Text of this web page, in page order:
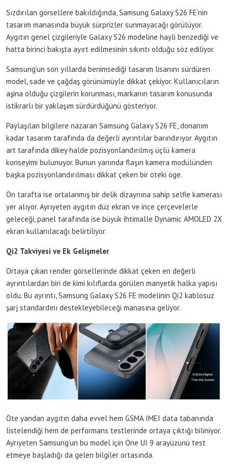
Sızdırılan görsellere bakıldığında, Samsung Galaxy S26 FE’nin
tasarım manasında büyük sürprizler sunmayacağı görülüyor.
Aygıtın genel çizgileriyle Galaxy S26 modeline hayli benzediği ve
hatta birinci bakışta ayırt edilmesinin sıkıntı olduğu söz ediliyor.
Samsung’un son yıllarda benimsediği tasarım lisanını sürdüren
model, sade ve çağdaş görünümüyle dikkat çekiyor. Kullanıcıların
aşina olduğu çizgilerin korunması, markanın tasarım konusunda
istikrarlı bir yaklaşım sürdürdüğünü gösteriyor.
Paylaşılan bilgilere nazaran Samsung Galaxy S26 FE, donanım
kadar tasarım tarafında da değerli ayrıntılar barındırıyor. Aygıtın
art tarafında dikey halde pozisyonlandırılmış üçlü kamera
konseyimi bulunuyor. Bunun yanında flaşın kamera modülünden
başka pozisyonlandırılması dikkat çeken bir öteki öge.
Ön tarafta ise ortalanmış bir delik dizaynına sahip selfie kamerası
yer alıyor. Ayrıyeten aygıtın düz ekran ve ince çerçevelerle
geleceği, panel tarafında ise büyük ihtimalle Dynamic AMOLED 2X
ekran kullanılacağı belirtiliyor.
Qi2 Takviyesi ve Ek Gelişmeler
Ortaya çıkan render görsellerinde dikkat çeken en değerli
ayrıntılardan biri de kimi kılıflarda görülen manyetik halka yapısı
oldu. Bu ayrıntı, Samsung Galaxy S26 FE modelinin Qi2 kablosuz
şarj standardını destekleyebileceği manasına geliyor.
Öte yandan aygıtın daha evvel hem GSMA IMEI data tabanında
listelendiği hem de performans testlerinde ortaya çıktığı biliniyor.
Ayrıyeten Samsung’un bu model için One UI 9 arayüzünü test
etmeye başladığı da gelen bilgiler ortasında.